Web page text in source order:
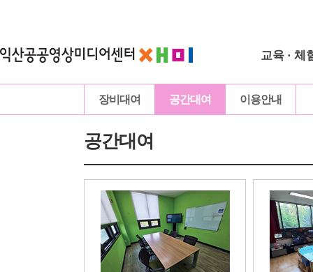
교육 · 체
장비대여 공간대여 이용안내
공간대여